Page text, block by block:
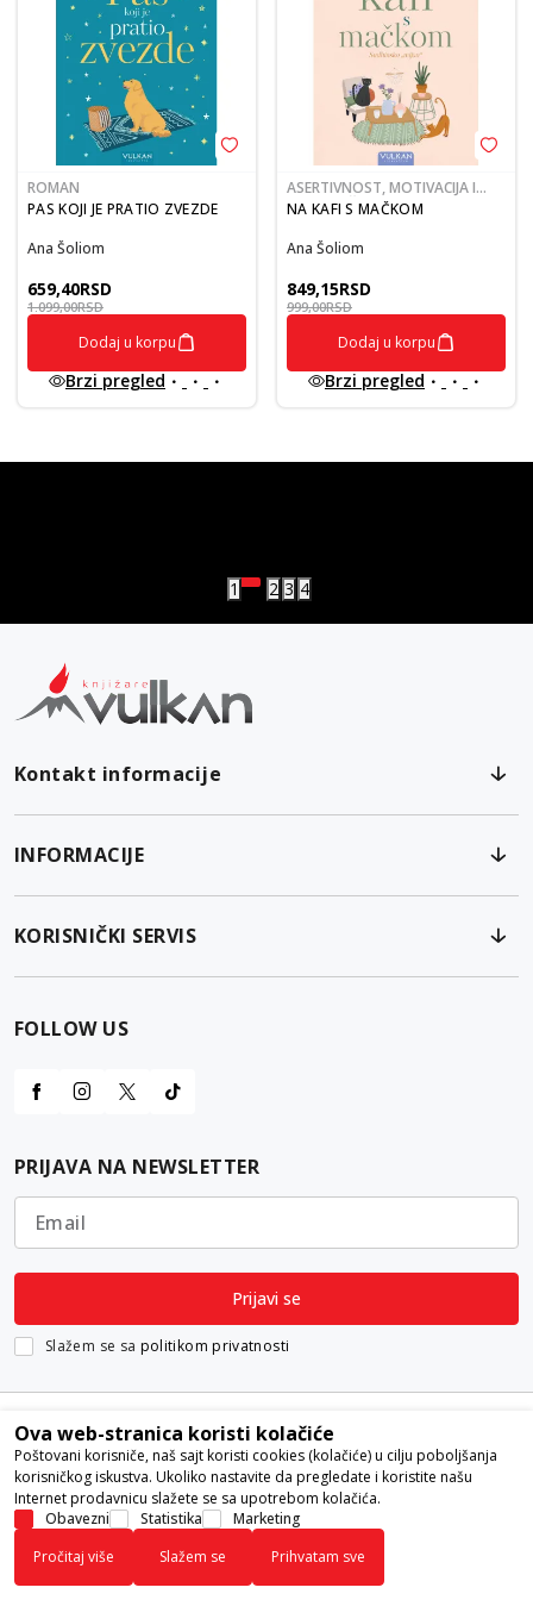
ROMAN
PAS KOJI JE PRATIO ZVEZDE
Ana Šoliom
659,40RSD
1.099,00RSD
Dodaj u korpu
Brzi pregled
ASERTIVNOST, MOTIVACIJA I
SAMOPOŠTOVANJE
NA KAFI S MAČKOM
Ana Šoliom
849,15RSD
999,00RSD
Dodaj u korpu
Brzi pregled
1 2 3 4
Kontakt informacije
INFORMACIJE
KORISNIČKI SERVIS
FOLLOW US
PRIJAVA NA NEWSLETTER
Email
Prijavi se
Slažem se sa politikom privatnosti
Nastojimo da budemo što precizniji u opisu proizvoda, prikazu slika i
samih cena, ali ne možemo garantovati da su sve informacije kompletne i
bez grešaka. Svi artikli prikazani na sajtu su deo naše ponude i ne
podrazumeva da su dostupni u svakom trenutku.
Ova web-stranica koristi kolačiće
Poštovani korisniče, naš sajt koristi cookies (kolačiće) u cilju poboljšanja
korisničkog iskustva. Ukoliko nastavite da pregledate i koristite našu
Internet prodavnicu slažete se sa upotrebom kolačića.
Obavezni
Statistika
Marketing
Pročitaj više
Slažem se Prihvatam sve